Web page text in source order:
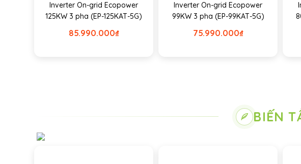
Inverter On-grid Ecopower
125KW 3 pha (EP-125KAT-5G)
₫
85.990.000
Inverter On-grid Ecopower
99KW 3 pha (EP-99KAT-5G)
₫
75.990.000
BIẾN